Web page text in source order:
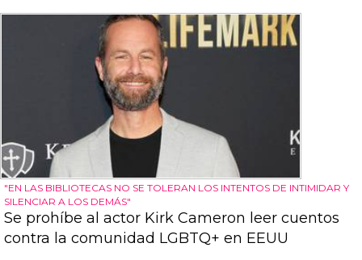
"EN LAS BIBLIOTECAS NO SE TOLERAN LOS INTENTOS DE INTIMIDAR Y
SILENCIAR A LOS DEMÁS"
Se prohíbe al actor Kirk Cameron leer cuentos
contra la comunidad LGBTQ+ en EEUU